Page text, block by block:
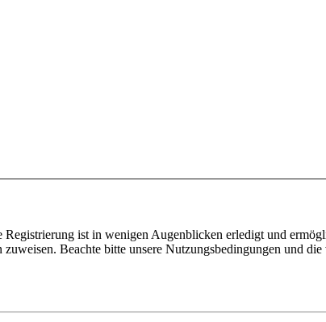
ist in wenigen Augenblicken erledigt und
Beachte bitte unsere Nutzungsbedingungen und